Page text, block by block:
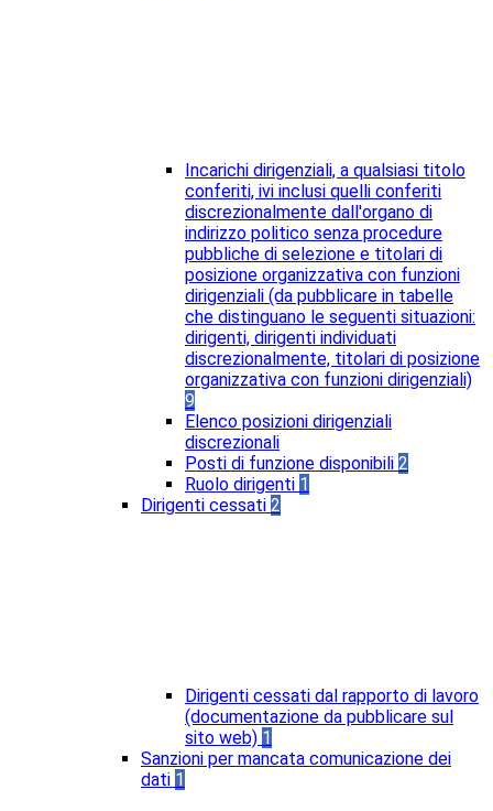
Incarichi dirigenziali, a qualsiasi titolo
conferiti, ivi inclusi quelli conferiti
discrezionalmente dall'organo di
indirizzo politico senza procedure
pubbliche di selezione e titolari di
posizione organizzativa con funzioni
dirigenziali (da pubblicare in tabelle
che distinguano le seguenti situazioni:
dirigenti, dirigenti individuati
discrezionalmente, titolari di posizione
organizzativa con funzioni dirigenziali)
9
Elenco posizioni dirigenziali
discrezionali
Posti di funzione disponibili 2
Ruolo dirigenti 1
Dirigenti cessati 2
Dirigenti cessati dal rapporto di lavoro
(documentazione da pubblicare sul
sito web) 1
Sanzioni per mancata comunicazione dei
dati 1